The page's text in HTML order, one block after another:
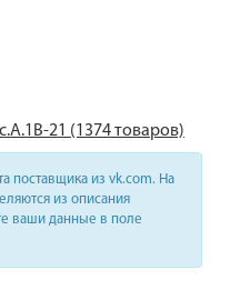
21 (1374 товаров)
поставщика из vk.com. На
из описания
ваши данные в поле